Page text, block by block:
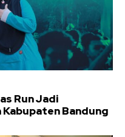
Run Jadi
Bandung